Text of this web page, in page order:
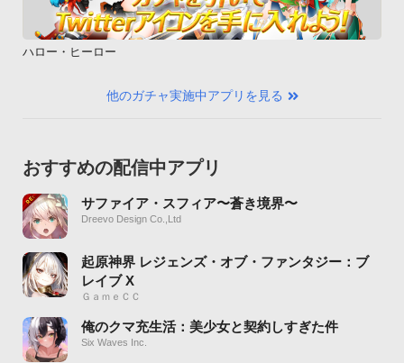
ハロー・ヒーロー
他のガチャ実施中アプリを見る
おすすめの配信中アプリ
サファイア・スフィア〜蒼き境界〜
Dreevo Design Co.,Ltd
起原神界 レジェンズ・オブ・ファンタジー：ブ
レイブ X
ＧａｍｅＣＣ
俺のクマ充生活：美少女と契約しすぎた件
Six Waves Inc.